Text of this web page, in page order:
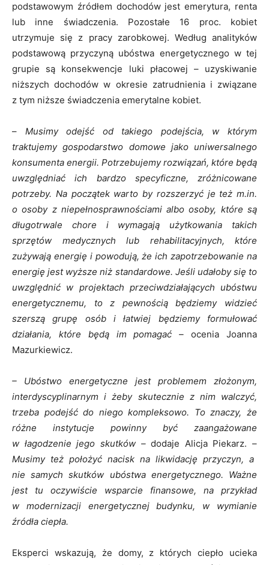
podstawowym źródłem dochodów jest emerytura, renta
lub inne świadczenia. Pozostałe 16 proc. kobiet
utrzymuje się z pracy zarobkowej. Według analityków
podstawową przyczyną ubóstwa energetycznego w tej
grupie są konsekwencje luki płacowej – uzyskiwanie
niższych dochodów w okresie zatrudnienia i związane
z tym niższe świadczenia emerytalne kobiet.
– Musimy odejść od takiego podejścia, w którym
traktujemy gospodarstwo domowe jako uniwersalnego
konsumenta energii. Potrzebujemy rozwiązań, które będą
uwzględniać ich bardzo specyficzne, zróżnicowane
potrzeby. Na początek warto by rozszerzyć je też m.in.
o osoby z niepełnosprawnościami albo osoby, które są
długotrwale chore i wymagają użytkowania takich
sprzętów medycznych lub rehabilitacyjnych, które
zużywają energię i powodują, że ich zapotrzebowanie na
energię jest wyższe niż standardowe. Jeśli udałoby się to
uwzględnić w projektach przeciwdziałających ubóstwu
energetycznemu, to z pewnością będziemy widzieć
szerszą grupę osób i łatwiej będziemy formułować
działania, które będą im pomagać – ocenia Joanna
Mazurkiewicz.
– Ubóstwo energetyczne jest problemem złożonym,
interdyscyplinarnym i żeby skutecznie z nim walczyć,
trzeba podejść do niego kompleksowo. To znaczy, że
różne instytucje powinny być zaangażowane
w łagodzenie jego skutków –dodaje Alicja Piekarz. –
Musimy też położyć nacisk na likwidację przyczyn, a
nie samych skutków ubóstwa energetycznego. Ważne
jest tu oczywiście wsparcie finansowe, na przykład
w modernizacji energetycznej budynku, w wymianie
źródła ciepła.
Eksperci wskazują, że domy, z których ciepło ucieka